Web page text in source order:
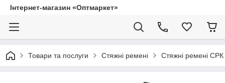
Інтернет-магазин «Оптмаркет»
Товари та послуги Стяжні ремені Стяжні ремені СРК